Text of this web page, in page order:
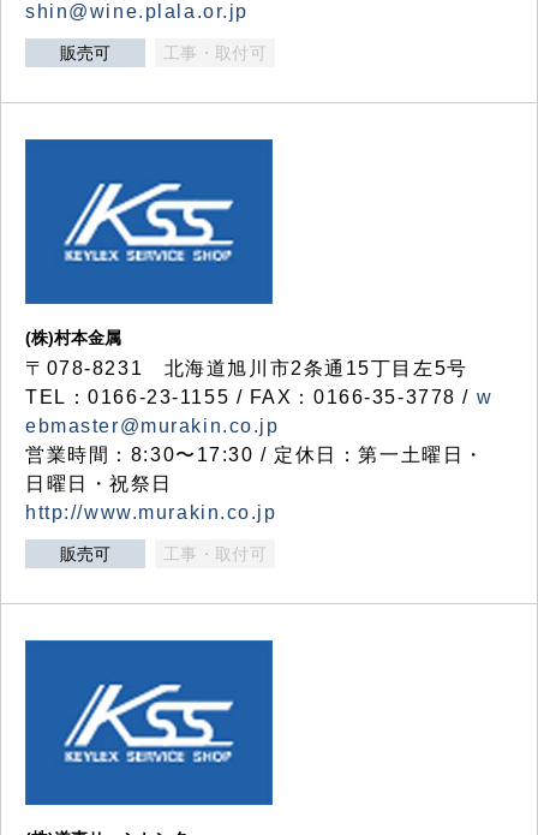
shin@wine.plala.or.jp
販売可 工事・取付可
(株)村本金属
〒078-8231 北海道旭川市2条通15丁目左5号
TEL：0166-23-1155 / FAX：0166-35-3778 / w
ebmaster@murakin.co.jp
営業時間：8:30〜17:30 / 定休日：第一土曜日・
日曜日・祝祭日
http://www.murakin.co.jp
販売可 工事・取付可